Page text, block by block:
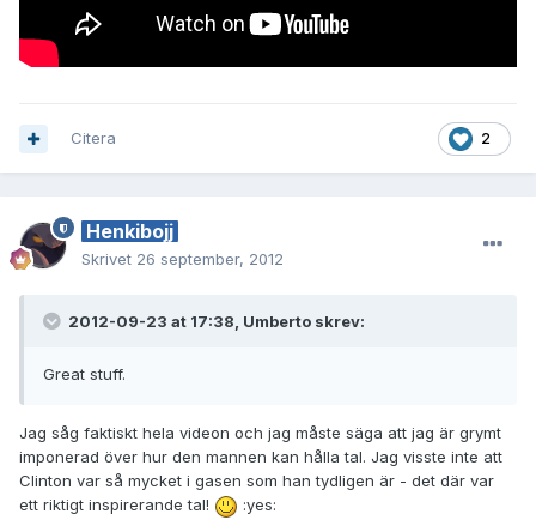
2
Citera
Henkibojj
Skrivet 26 september, 2012
2012-09-23 at 17:38, Umberto skrev:
Great stuff.
Jag såg faktiskt hela videon och jag måste säga att jag är grymt
imponerad över hur den mannen kan hålla tal. Jag visste inte att
Clinton var så mycket i gasen som han tydligen är - det där var
ett riktigt inspirerande tal!
:yes: